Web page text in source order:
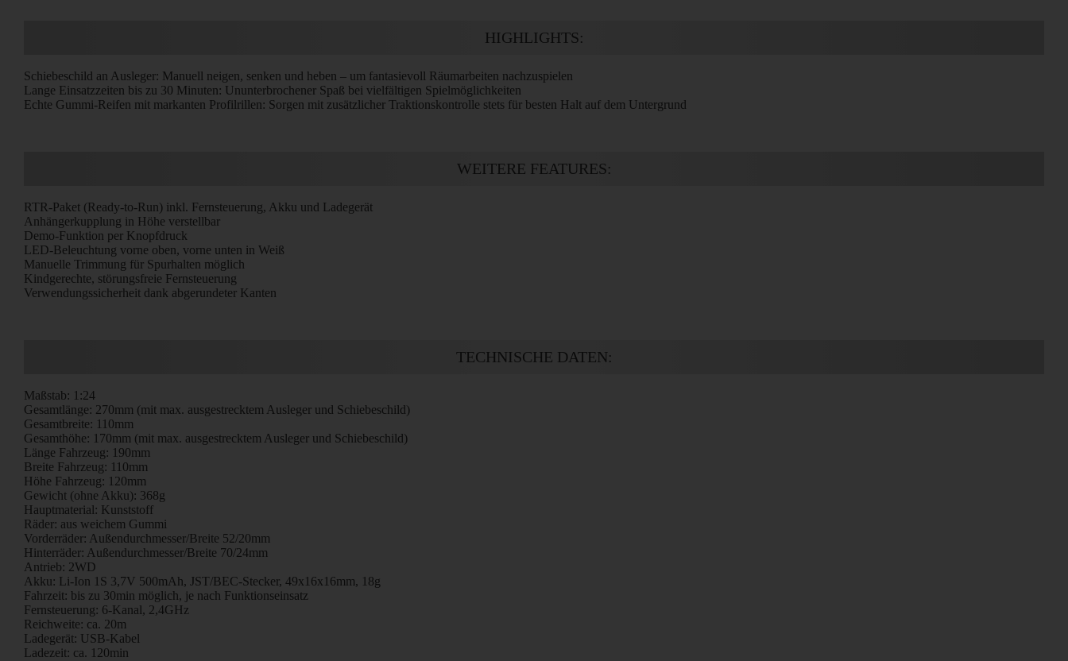
HIGHLIGHTS:
Schiebeschild an Ausleger: Manuell neigen, senken und heben – um fantasievoll Räumarbeiten nachzuspielen
Lange Einsatzzeiten bis zu 30 Minuten: Ununterbrochener Spaß bei vielfältigen Spielmöglichkeiten
Echte Gummi-Reifen mit markanten Profilrillen: Sorgen mit zusätzlicher Traktionskontrolle stets für besten Halt auf dem Untergrund
WEITERE FEATURES:
RTR-Paket (Ready-to-Run) inkl. Fernsteuerung, Akku und Ladegerät
Anhängerkupplung in Höhe verstellbar
Demo-Funktion per Knopfdruck
LED-Beleuchtung vorne oben, vorne unten in Weiß
Manuelle Trimmung für Spurhalten möglich
Kindgerechte, störungsfreie Fernsteuerung
Verwendungssicherheit dank abgerundeter Kanten
TECHNISCHE DATEN:
Maßstab: 1:24
Gesamtlänge: 270mm (mit max. ausgestrecktem Ausleger und Schiebeschild)
Gesamtbreite: 110mm
Gesamthöhe: 170mm (mit max. ausgestrecktem Ausleger und Schiebeschild)
Länge Fahrzeug: 190mm
Breite Fahrzeug: 110mm
Höhe Fahrzeug: 120mm
Gewicht (ohne Akku): 368g
Hauptmaterial: Kunststoff
Räder: aus weichem Gummi
Vorderräder: Außendurchmesser/Breite 52/20mm
Hinterräder: Außendurchmesser/Breite 70/24mm
Antrieb: 2WD
Akku: Li-Ion 1S 3,7V 500mAh, JST/BEC-Stecker, 49x16x16mm, 18g
Fahrzeit: bis zu 30min möglich, je nach Funktionseinsatz
Fernsteuerung: 6-Kanal, 2,4GHz
Reichweite: ca. 20m
Ladegerät: USB-Kabel
Ladezeit: ca. 120min